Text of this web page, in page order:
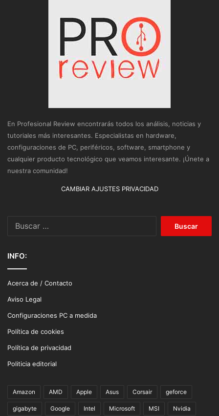
En Profesional Review encontrarás todos los análisis, noticias y
tutoriales más interesantes. Especialistas en hardware,
configuraciones de PC, periféricos, software, smartphone y
cualquier producto tecnológico que veamos interesante. ¡Únete a
nuestra comunidad!
CAMBIAR AJUSTES PRIVACIDAD
INFO:
Acerca de / Contacto
Aviso Legal
Configuraciones PC a medida
Política de cookies
Política de privacidad
Politicia editorial
Amazon AMD Apple Asus Corsair geforce
gigabyte Google Intel Microsoft MSI Nvidia